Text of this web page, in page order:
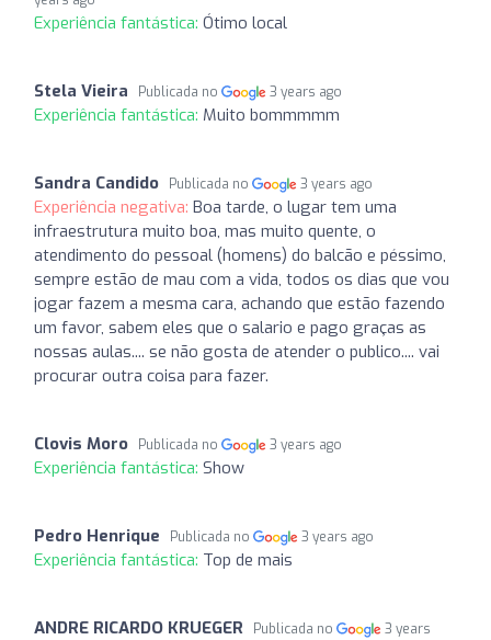
Experiência fantástica: Ótimo local
Stela Vieira Publicada no 3 years ago
Experiência fantástica: Muito bommmmm
Sandra Candido Publicada no 3 years ago
Experiência negativa: Boa tarde, o lugar tem uma
infraestrutura muito boa, mas muito quente, o
atendimento do pessoal (homens) do balcão e péssimo,
sempre estão de mau com a vida, todos os dias que vou
jogar fazem a mesma cara, achando que estão fazendo
um favor, sabem eles que o salario e pago graças as
nossas aulas.... se não gosta de atender o publico.... vai
procurar outra coisa para fazer.
Clovis Moro Publicada no 3 years ago
Experiência fantástica: Show
Pedro Henrique Publicada no 3 years ago
Experiência fantástica: Top de mais
ANDRE RICARDO KRUEGER Publicada no
3 years